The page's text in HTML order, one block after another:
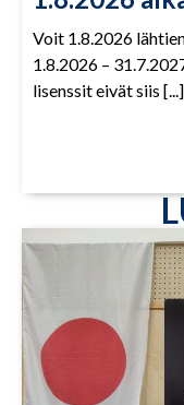
Voit 1.8.2026
1.8.2026 –
lisenssit eivät siis [...]